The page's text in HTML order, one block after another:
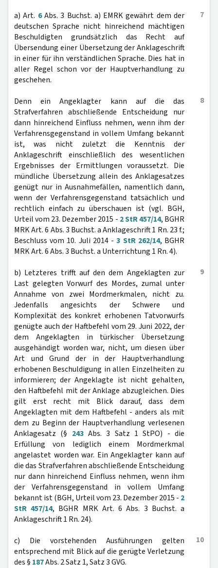
7
a) Art. 6Abs. 3 Buchst. a) EMRK gewährt dem der
deutschen Sprache nicht hinreichend mächtigen
Beschuldigten grundsätzlich das Recht auf
Übersendung einer Übersetzung der Anklageschrift
in einer für ihn verständlichen Sprache. Dies hat in
aller Regel schon vor der Hauptverhandlung zu
geschehen.
8
Denn ein Angeklagter kann auf die das
Strafverfahren abschließende Entscheidung nur
dann hinreichend Einfluss nehmen, wenn ihm der
Verfahrensgegenstand in vollem Umfang bekannt
ist, was nicht zuletzt die Kenntnis der
Anklageschrift einschließlich des wesentlichen
Ergebnisses der Ermittlungen voraussetzt. Die
mündliche Übersetzung allein des Anklagesatzes
genügt nur in Ausnahmefällen, namentlich dann,
wenn der Verfahrensgegenstand tatsächlich und
rechtlich einfach zu überschauen ist (vgl. BGH,
Urteil vom 23. Dezember 2015 - 2 StR 457/14, BGHR
MRK Art. 6 Abs. 3 Buchst. a Anklageschrift 1 Rn. 23 f.;
Beschluss vom 10. Juli 2014 -3 StR 262/14, BGHR
MRK Art. 6 Abs. 3 Buchst. a Unterrichtung 1 Rn. 4).
9
b) Letzteres trifft auf den dem Angeklagten zur
Last gelegten Vorwurf des Mordes, zumal unter
Annahme von zwei Mordmerkmalen, nicht zu.
Jedenfalls angesichts der Schwere und
Komplexität des konkret erhobenen Tatvorwurfs
genügte auch der Haftbefehl vom 29. Juni 2022, der
dem Angeklagten in türkischer Übersetzung
ausgehändigt worden war, nicht, um diesen über
Art und Grund der in der Hauptverhandlung
erhobenen Beschuldigung in allen Einzelheiten zu
informieren; der Angeklagte ist nicht gehalten,
den Haftbefehl mit der Anklage abzugleichen. Dies
gilt erst recht mit Blick darauf, dass dem
Angeklagten mit dem Haftbefehl - anders als mit
dem zu Beginn der Hauptverhandlung verlesenen
Anklagesatz (§ 243Abs. 3 Satz 1 StPO) - die
Erfüllung von lediglich einem Mordmerkmal
angelastet worden war. Ein Angeklagter kann auf
die das Strafverfahren abschließende Entscheidung
nur dann hinreichend Einfluss nehmen, wenn ihm
der Verfahrensgegenstand in vollem Umfang
bekannt ist (BGH, Urteil vom 23. Dezember 2015 - 2
StR 457/14, BGHR MRK Art. 6 Abs. 3 Buchst. a
Anklageschrift 1 Rn. 24).
10
c) Die vorstehenden Ausführungen gelten
entsprechend mit Blick auf die gerügte Verletzung
des § 187Abs. 2 Satz 1, Satz 3 GVG.